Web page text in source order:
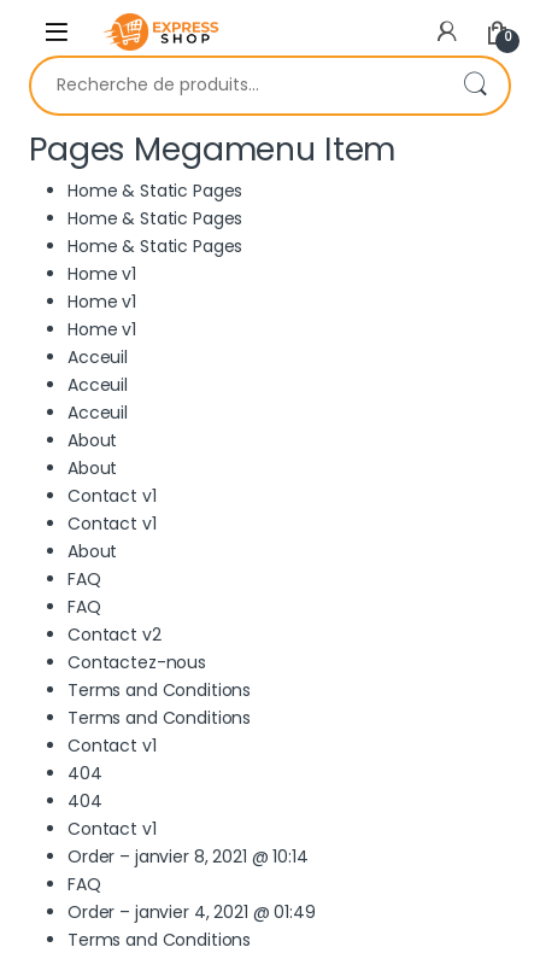
Skip to navigation
Skip to content
0
Recherche pour :
Pages Megamenu Item
Home & Static Pages
Home & Static Pages
Home & Static Pages
Home v1
Home v1
Home v1
Acceuil
Acceuil
Acceuil
About
About
Contact v1
Contact v1
About
FAQ
FAQ
Contact v2
Contactez-nous
Terms and Conditions
Terms and Conditions
Contact v1
404
404
Contact v1
Order – janvier 8, 2021 @ 10:14
FAQ
Order – janvier 4, 2021 @ 01:49
Terms and Conditions